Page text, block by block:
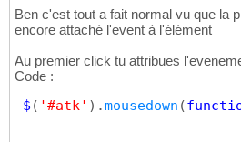
Ben c'est tout a fait normal vu que la
encore attaché l'event à l'élément
Au premier click tu attribues
Code :
$ ( '#atk' ) .mousedown (